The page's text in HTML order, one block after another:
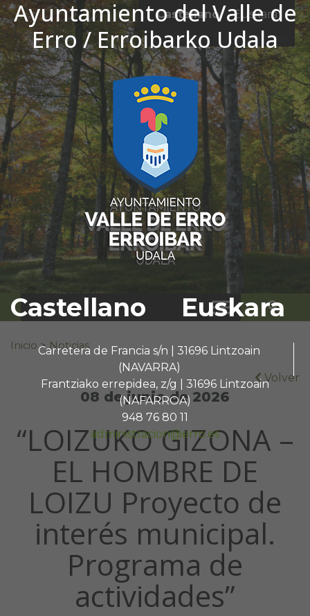
Ayuntamiento del Valle de
Erro / Erroibarko Udala
Castellano Euskara
Carretera de Francia s/n | 31696 Lintzoain
(NAVARRA)
Frantziako errepidea, z/g | 31696 Lintzoain
(NAFARROA)
948 76 80 11
administracion@erro.es
Ir al contenido
Castellano
Euskara
El tiempo - Tutiempo.net
Buscar:
Inicio > Noticias
Volver
08 de junio de 2026
“LOIZUKO GIZONA –
EL HOMBRE DE
LOIZU Proyecto de
interés municipal.
Programa de
actividades”